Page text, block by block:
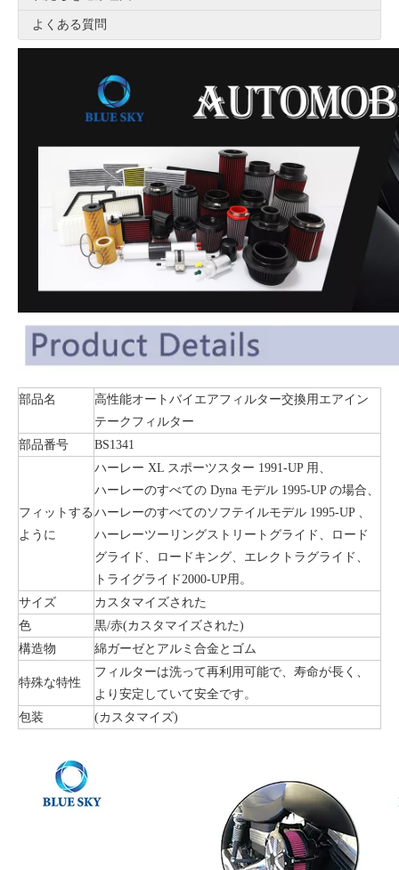
よくある質問
部品名
高性能オートバイエアフィルター交換用エアイン
テークフィルター
部品番号
BS1341
フィットする
ように
ハーレー XL スポーツスター 1991-UP 用、
ハーレーのすべての Dyna モデル 1995-UP の場合、
ハーレーのすべてのソフテイルモデル 1995-UP 、
ハーレーツーリングストリートグライド、ロード
グライド、ロードキング、エレクトラグライド、
トライグライド2000-UP用。
サイズ
カスタマイズされた
色
黒/赤(カスタマイズされた)
構造物
綿ガーゼとアルミ合金とゴム
特殊な特性
フィルターは洗って再利用可能で、寿命が長く、
より安定していて安全です。
包装
(カスタマイズ)